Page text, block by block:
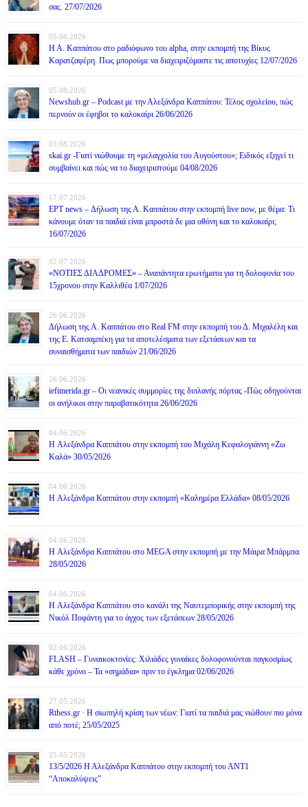
σας. 27/07/2026
05.08.2026
Η Α. Καππάτου στο ραδιόφωνο του alpha, στην εκπομπή της Βίκυς
Καρατζαφέρη. Πως μπορούμε να διαχειριζόμαστε τις αποτυχίες 12/07/2026
05.08.2026
Newshub.gr – Podcast με την Αλεξάνδρα Καππάτου: Τέλος σχολείου, πώς
περνούν οι έφηβοι το καλοκαίρι 26/06/2026
05.08.2026
skai.gr -Γιατί νιώθουμε τη «μελαγχολία του Αυγούστου»; Ειδικός εξηγεί τι
συμβαίνει και πώς να το διαχειριστούμε 04/08/2026
17.07.2026
ΕΡΤ news – Δήλωση της Α. Καππάτου στην εκπομπή live now, με θέμα: Τι
κάνουμε όταν τα παιδιά είναι μπροστά δε μια οθόνη και το καλοκαίρι;
16/07/2026
02.07.2026
«ΝΟΤΙΕΣ ΔΙΑΔΡΟΜΕΣ» – Αναπάντητα ερωτήματα για τη δολοφονία του
15χρονου στην Καλλιθέα 1/07/2026
26.06.2026
Δήλωση της Α. Καππάτου στο Real FM στην εκπομπή του Δ. Μιχαλέλη και
της Ε. Κατσαμπέκη για τα αποτελέσματα των εξετάσεων και τα
συναισθήματα των παιδιών 21/06/2026
26.06.2026
iefimerida.gr – Οι νεανικές συμμορίες της διπλανής πόρτας -Πώς οδηγούνται
οι ανήλικοι στην παραβατικότητα 26/06/2026
04.06.2026
H Αλεξάνδρα Καππάτου στην εκπομπή του Μιχάλη Κεφαλογιάννη «Ζω
Καλά» 30/05/2026
04.06.2026
H Αλεξάνδρα Καππάτου στην εκπομπή «Καλημέρα Ελλάδα» 08/05/2026
04.06.2026
H Αλεξάνδρα Καππάτου στο MEGA στην εκπομπή με την Μάιρα Mπάρμπα
28/05/2026
04.06.2026
H Αλεξάνδρα Καππάτου στο κανάλι της Ναυτεμπορικής στην εκπομπή της
Νικόλ Ποφάντη για το άγχος των εξετάσεων 28/05/2026
02.06.2026
FLASH – Γυναικοκτονίες: Χιλιάδες γυναίκες δολοφονούνται παγκοσμίως
κάθε χρόνο – Τα «σημάδια» πριν το έγκλημα 02/06/2026
27.05.2026
Rthess.gr · Η σιωπηλή κρίση των νέων: Γιατί τα παιδιά μας νιώθουν πιο μόνα
από ποτέ; 25/05/2025
25.05.2026
13/5/2026 Η Αλεξάνδρα Καππάτου στην εκπομπή του ΑΝΤ1
“Αποκαλύψεις”